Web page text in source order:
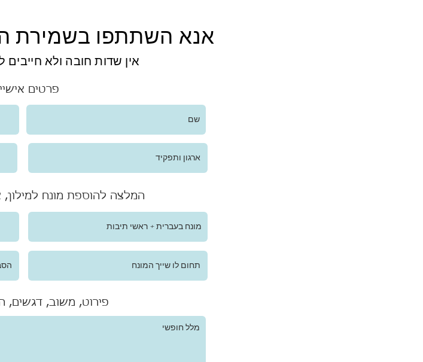
אנא השתתפו בשמירת
אין שדות חובה ולא
פרטים
המלצה להוספת מונח למילון,
פירוט, משוב, דגשים,